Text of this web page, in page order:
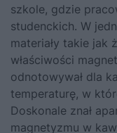
szkole, gdzie
studenckich. W
materiały takie jak
właściwości
odnotowywał dla
temperaturę, w
Doskonale znał
magnetyzmu w